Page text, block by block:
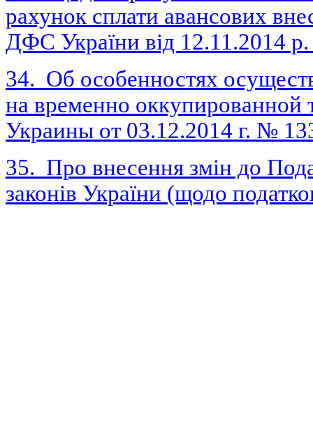
рахунок сплати авансових
ДФС України від 12.11.2014
34. Об особенностях
на временно
Украины от 03.12.2014 г. №
35. Про внесення змін до
законів України (щодо